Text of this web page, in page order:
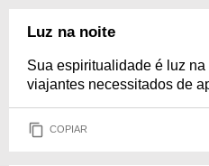
Luz na noite
Sua espiritualidade é luz
viajantes necessitados de
COPIAR